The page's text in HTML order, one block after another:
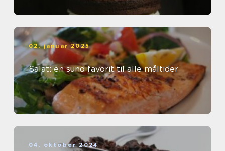
02. januar 2025
Salat: en sund favorit til alle måltider
04. oktober 2024